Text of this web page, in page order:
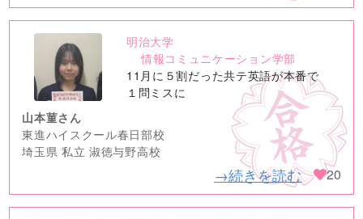
no
image
明治大学
情報コミュニケーション学部
11月に５割だった共テ英語が本番で
１問ミスに
山本菫さん
東進ハイスクール春日部校
埼玉県 私立 淑徳与野高校
→続きを読む 20